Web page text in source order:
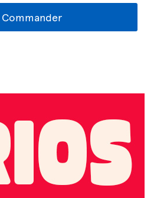
Commander